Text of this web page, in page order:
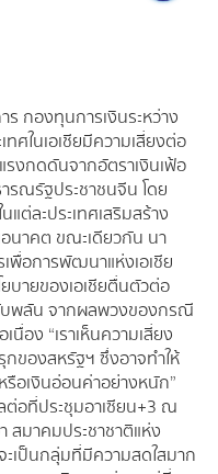
กองทุนการเงินระหว่าง
ศในเอเชียมีความเสี่ยงต่อ
รงกดดันจากอัตราเงินเฟ้อ
รณรัฐประชาชนจีน โดย
ต่ละประเทศเสริมสร้าง
นาคต ขณะเดียวกัน นา
พื่อการพัฒนาแห่งเอเชีย
บายของเอเชียตื่นตัวต่อ
พลัน จากผลพวงของกรณี
อง “เราเห็นความเสี่ยง
กของสหรัฐฯ ซึ่งอาจทำให้
อเงินอ่อนค่าอย่างหนัก”
ต่อที่ประชุมอาเซียน+3 ณ
สมาคมประชาชาติแห่ง
ะเป็นกลุ่มที่มีความสดใสมาก